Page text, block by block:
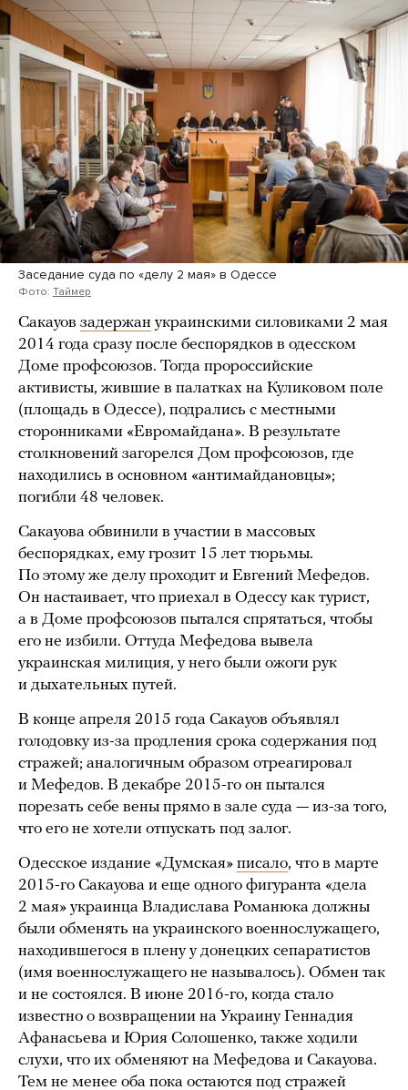
Заседание суда по «делу 2 мая» в Одессе
Фото: Таймер
Сакауов задержан украинскими силовиками 2 мая
2014 года сразу после беспорядков в одесском
Доме профсоюзов. Тогда пророссийские
активисты, жившие в палатках на Куликовом поле
(площадь в Одессе), подрались с местными
сторонниками «Евромайдана». В результате
столкновений загорелся Дом профсоюзов, где
находились в основном «антимайдановцы»;
погибли 48 человек.
Сакауова обвинили в участии в массовых
беспорядках, ему грозит 15 лет тюрьмы.
По этому же делу проходит и Евгений Мефедов.
Он настаивает, что приехал в Одессу как турист,
а в Доме профсоюзов пытался спрятаться, чтобы
его не избили. Оттуда Мефедова вывела
украинская милиция, у него были ожоги рук
и дыхательных путей.
В конце апреля 2015 года Сакауов объявлял
голодовку из-за продления срока содержания под
стражей; аналогичным образом отреагировал
и Мефедов. В декабре 2015-го он пытался
порезать себе вены прямо в зале суда — из-за того,
что его не хотели отпускать под залог.
Одесское издание «Думская» писало, что в марте
2015-го Сакауова и еще одного фигуранта «дела
2 мая» украинца Владислава Романюка должны
были обменять на украинского военнослужащего,
находившегося в плену у донецких сепаратистов
(имя военнослужащего не называлось). Обмен так
и не состоялся. В июне 2016-го, когда стало
известно о возвращении на Украину Геннадия
Афанасьева и Юрия Солошенко, также ходили
слухи, что их обменяют на Мефедова и Сакауова.
Тем не менее оба пока остаются под стражей